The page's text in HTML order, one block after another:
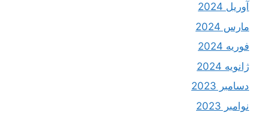
آوریل 2024
مارس 2024
فوریه 2024
ژانویه 2024
دسامبر 2023
نوامبر 2023